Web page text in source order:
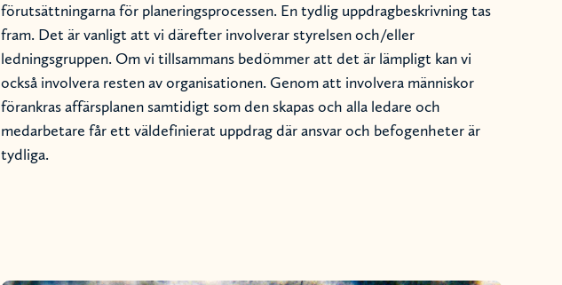
förutsättningarna för planeringsprocessen. En tydlig uppdragbeskrivning tas
fram. Det är vanligt att vi därefter involverar styrelsen och/eller
ledningsgruppen. Om vi tillsammans bedömmer att det är lämpligt kan vi
också involvera resten av organisationen. Genom att involvera människor
förankras affärsplanen samtidigt som den skapas och alla ledare och
medarbetare får ett väldefinierat uppdrag där ansvar och befogenheter är
tydliga.